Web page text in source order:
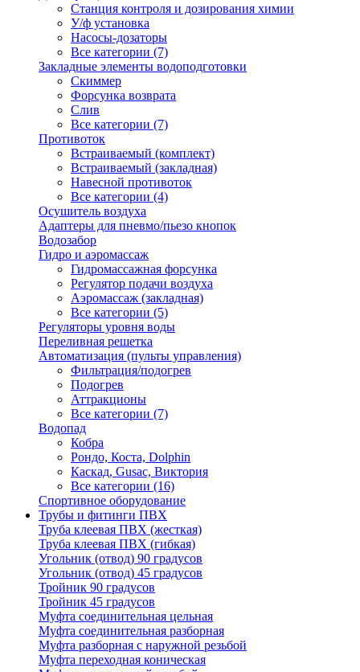
Станция контроля и дозирования химии
У/ф установка
Насосы-дозаторы
Все категории (7)
Закладные элементы водоподготовки
Скиммер
Форсунка возврата
Слив
Все категории (7)
Противоток
Встраиваемый (комплект)
Встраиваемый (закладная)
Навесной противоток
Все категории (4)
Осушитель воздуха
Адаптеры для пневмо/пьезо кнопок
Водозабор
Гидро и аэромассаж
Гидромассажная форсунка
Регулятор подачи воздуха
Аэромассаж (закладная)
Все категории (5)
Регуляторы уровня воды
Переливная решетка
Автоматизация (пульты управления)
Фильтрация/подогрев
Подогрев
Аттракционы
Все категории (7)
Водопад
Кобра
Рондо, Коста, Dolphin
Каскад, Gusac, Виктория
Все категории (16)
Спортивное оборудование
Трубы и фитинги ПВХ
Труба клеевая ПВХ (жесткая)
Труба клеевая ПВХ (гибкая)
Угольник (отвод) 90 градусов
Угольник (отвод) 45 градусов
Тройник 90 градусов
Тройник 45 градусов
Муфта соединительная цельная
Муфта соединительная разборная
Муфта разборная с наружной резьбой
Муфта переходная коническая